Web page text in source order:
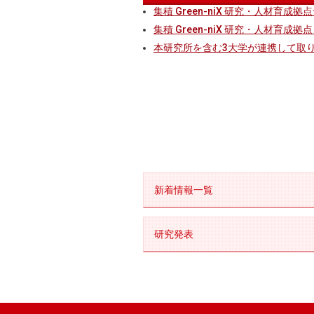
集積 Green-niX 研究・人材育成拠
集積 Green-niX 研究・人材育成拠
本研究所を含む3大学が連携して取
新着情報一覧
研究発表